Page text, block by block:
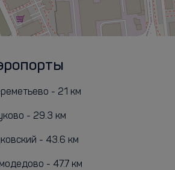
- 21 км
- 29.3 км
- 43.6 км
- 47.7 км